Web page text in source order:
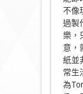
不像
過製
樂，
意，
紙並
常生
為